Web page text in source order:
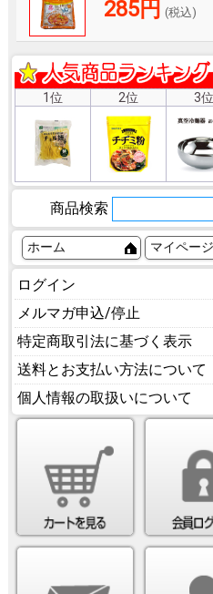
285円 (税込)
1位 2位 3位
商品検索
ホーム マイページ
ログイン
メルマガ申込/停止
特定商取引法に基づく表示
送料とお支払い方法について
個人情報の取扱いについて